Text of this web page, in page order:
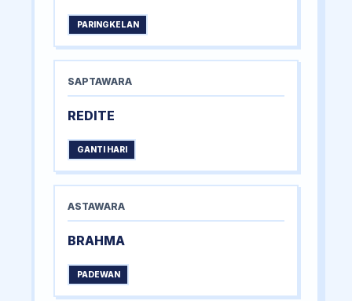
PARINGKELAN
SAPTAWARA
REDITE
GANTI HARI
ASTAWARA
BRAHMA
PADEWAN